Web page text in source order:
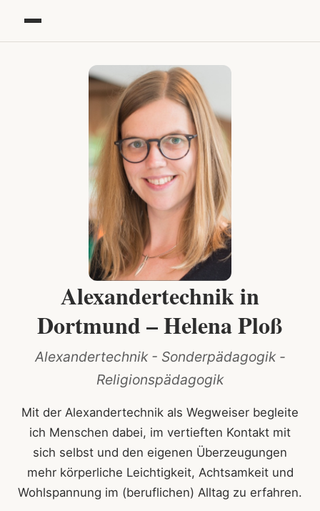
Alexandertechnik in
Dortmund – Helena Ploß
Alexandertechnik - Sonderpädagogik -
Religionspädagogik
Mit der Alexandertechnik als Wegweiser begleite
ich Menschen dabei, im vertieften Kontakt mit
sich selbst und den eigenen Überzeugungen
mehr körperliche Leichtigkeit, Achtsamkeit und
Wohlspannung im (beruflichen) Alltag zu erfahren.